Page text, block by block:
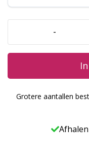
-
naked
aantal
Grotere aantallen